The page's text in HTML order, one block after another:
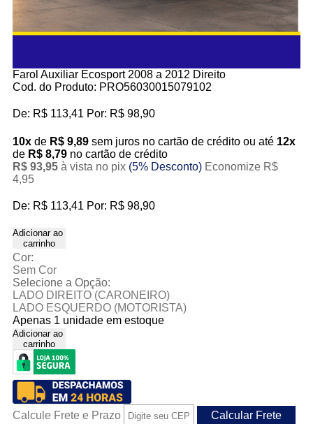
Farol Auxiliar Ecosport 2008 a 2012 Direito
Cod. do Produto: PRO56030015079102
De: R$ 113,41 Por: R$ 98,90
10xde R$ 9,89 sem juros no cartão de crédito ou até 12x
de R$ 8,79no cartão de crédito
R$ 93,95 à vista no pix (5% Desconto) Economize R$
4,95
De: R$ 113,41 Por: R$ 98,90
Adicionar ao
carrinho
Cor:
Sem Cor
Selecione a Opção:
LADO DIREITO (CARONEIRO)
LADO ESQUERDO (MOTORISTA)
Apenas 1 unidade em estoque
Adicionar ao
carrinho
Calcule Frete e Prazo